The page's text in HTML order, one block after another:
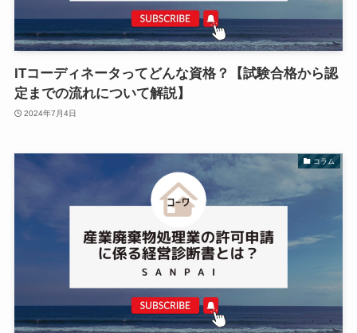
ITコーディネータってどんな資格？【試験合格から認
定までの流れについて解説】
2024年7月4日
コラム